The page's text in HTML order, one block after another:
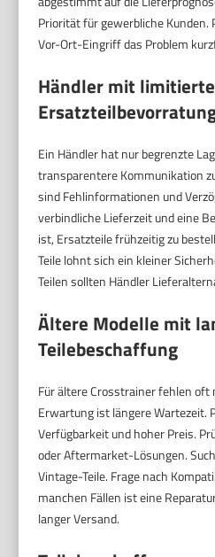
Priorität für gewerbliche Kunden.
Vor-Ort-Eingriff das Problem
Händler mit
Ein Händler hat nur begrenzte
transparentere Kommunikation
sind Fehlinformationen und
verbindliche Lieferzeit und eine
ist, Ersatzteile frühzeitig zu
Teile lohnt sich ein kleiner
Teilen sollten Händler
Ältere Modelle mit
Teilebeschaffung
Für ältere Crosstrainer fehlen oft
Erwartung ist längere Wartezeit.
Verfügbarkeit und hoher Preis.
oder Aftermarket-Lösungen.
Vintage-Teile. Frage nach
manchen Fällen ist eine
langer Versand.